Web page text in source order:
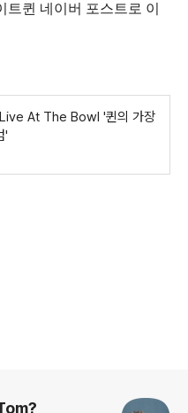
퀸 네이버 포스트로 이
At The Bowl '퀸의 가장
'